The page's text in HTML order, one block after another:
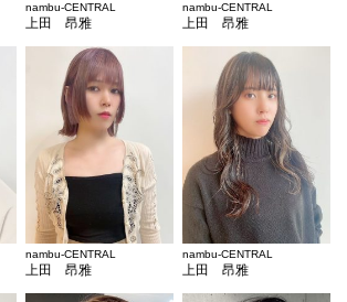
nambu-CENTRAL
上田 昂雅
nambu-CENTRAL
上田 昂雅
nambu-CENTRAL
上田 昂雅
nambu-CENTRAL
上田 昂雅